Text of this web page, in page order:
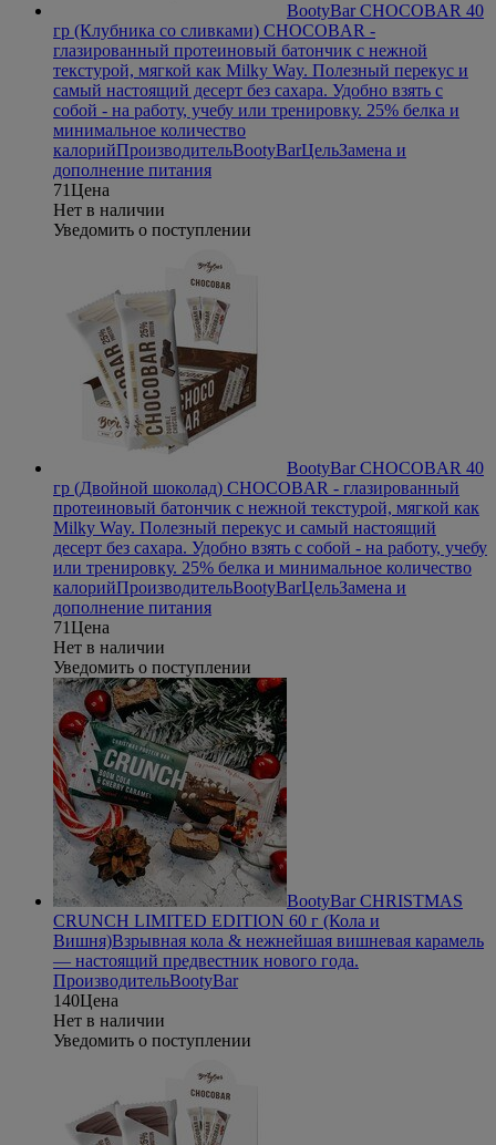
BootyBar CHOCOBAR 40
гр (Клубника со сливками) CHOCOBAR -
глазированный протеиновый батончик с нежной
текстурой, мягкой как Milky Way. Полезный перекус и
самый настоящий десерт без сахара. Удобно взять с
собой - на работу, учебу или тренировку. 25% белка и
минимальное количество
калорийПроизводительBootyBarЦельЗамена и
дополнение питания
71Цена
Нет в наличии
Уведомить о поступлении
BootyBar CHOCOBAR 40
гр (Двойной шоколад) CHOCOBAR - глазированный
протеиновый батончик с нежной текстурой, мягкой как
Milky Way. Полезный перекус и самый настоящий
десерт без сахара. Удобно взять с собой - на работу, учебу
или тренировку. 25% белка и минимальное количество
калорийПроизводительBootyBarЦельЗамена и
дополнение питания
71Цена
Нет в наличии
Уведомить о поступлении
BootyBar СHRISTMAS
CRUNCH LIMITED EDITION 60 г (Кола и
Вишня)Взрывная кола & нежнейшая вишневая карамель
— настоящий предвестник нового года.
ПроизводительBootyBar
140Цена
Нет в наличии
Уведомить о поступлении